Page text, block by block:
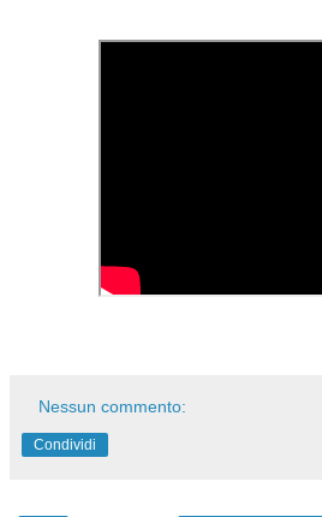
Nessun commento:
Condividi